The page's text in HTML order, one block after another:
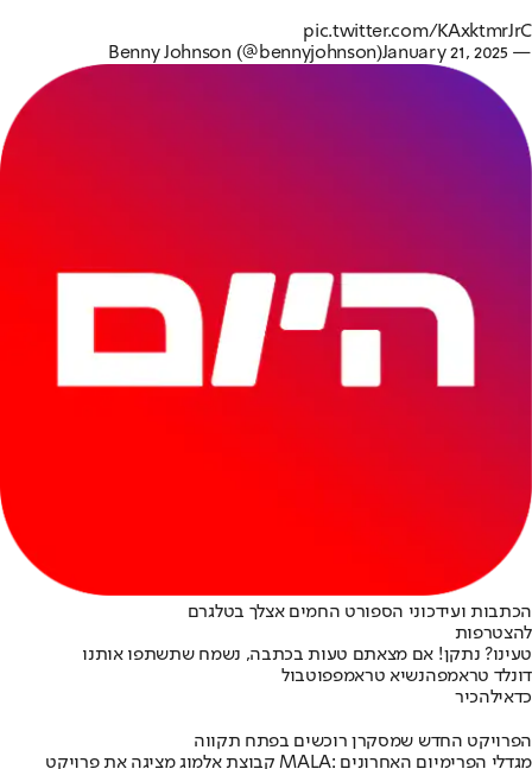
pic.twitter.com/KAxktmrJrC
— Benny Johnson (@bennyjohnson)
January 21, 2025
הכתבות ועידכוני הספורט החמים אצלך בטלגרם
להצטרפות
טעינו? נתקן! אם מצאתם טעות בכתבה, נשמח שתשתפו אותנו
דונלד טראמפהנשיא טראמפפוטבול
כדאילהכיר
הפרויקט החדש שמסקרן רוכשים בפתח תקווה
קבוצת אלמוג מציגה את פרויקט MALA: מגדלי הפרימיום האחרונים